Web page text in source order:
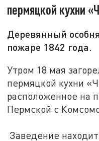
пермяцкой кухни
Деревянный
пожаре 1842 года.
Утром 18 мая
пермяцкой кухни
расположенное на
Пермской с
Заведение